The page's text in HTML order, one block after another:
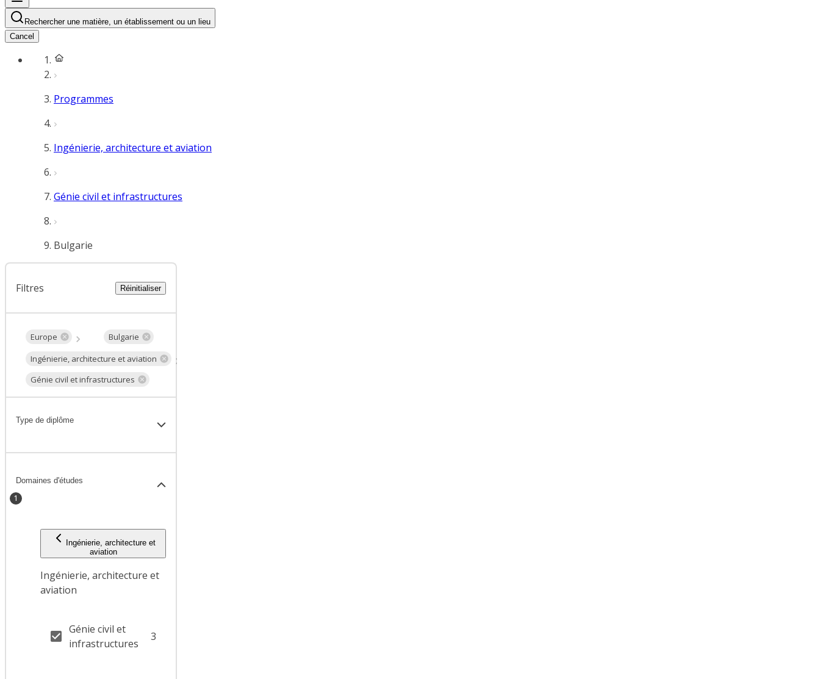
Rechercher une matière, un établissement ou un lieu
Cancel
Programmes
Ingénierie, architecture et aviation
Génie civil et infrastructures
Bulgarie
Filtres Réinitialiser
Europe
Bulgarie
Ingénierie, architecture et aviation
Génie civil et infrastructures
Type de diplôme
Domaines d'études
1
Ingénierie, architecture et
aviation
Ingénierie, architecture et
aviation
Génie civil et
infrastructures
3